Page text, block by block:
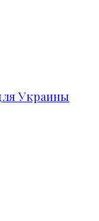
Украины